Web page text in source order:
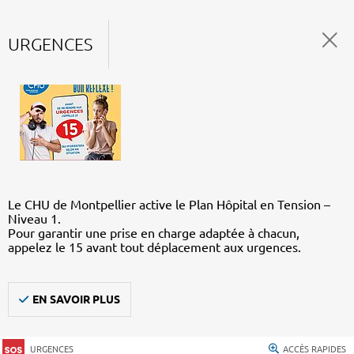
URGENCES
Le CHU de Montpellier active le Plan Hôpital en Tension –
Niveau 1.
Pour garantir une prise en charge adaptée à chacun,
appelez le 15 avant tout déplacement aux urgences.
EN SAVOIR PLUS
URGENCES ACCÈS RAPIDES